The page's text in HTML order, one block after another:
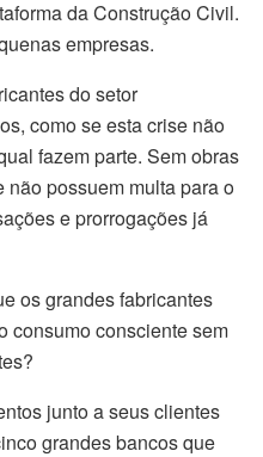
da Construção Civil.
empresas.
do setor
como se esta crise não
fazem parte. Sem obras
possuem multa para o
e prorrogações já
os grandes fabricantes
consumo consciente sem
junto a seus clientes
grandes bancos que